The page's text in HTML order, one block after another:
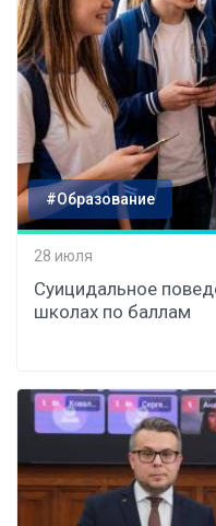
#Образование
28 июля
Суицидальное
школах по баллам